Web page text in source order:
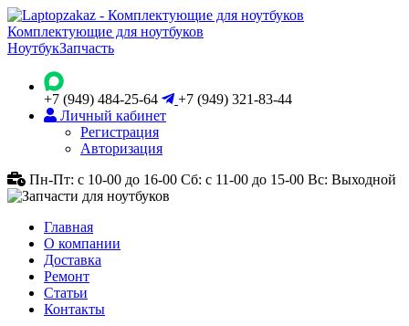
Комплектующие для ноутбуков
НоутбукЗапчасть
+7 (949) 484-25-64
+7 (949) 321-83-44
Личный кабинет
Регистрация
Авторизация
Пн-Пт: с 10-00 до 16-00 Сб: с 11-00 до 15-00 Вс: Выходной
Главная
О компании
Доставка
Ремонт
Статьи
Контакты